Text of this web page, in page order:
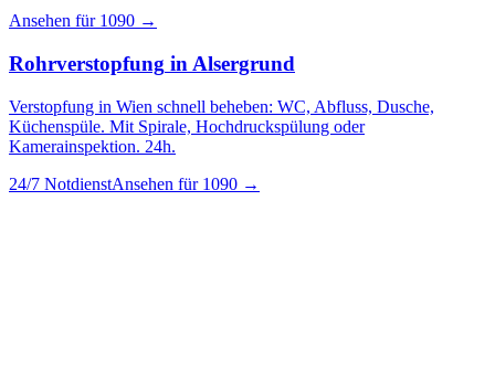
Ansehen für 1090 →
Rohrverstopfung in Alsergrund
Verstopfung in Wien schnell beheben: WC, Abfluss, Dusche,
Küchenspüle. Mit Spirale, Hochdruckspülung oder
Kamerainspektion. 24h.
24/7 NotdienstAnsehen für 1090 →